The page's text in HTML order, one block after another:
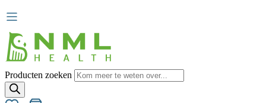
Producten zoeken